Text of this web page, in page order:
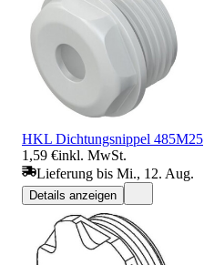
HKL Dichtungsnippel 485M25
1,59 €inkl. MwSt.
Lieferung bis Mi., 12. Aug.
Details anzeigen